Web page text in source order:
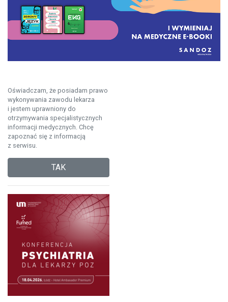
Oświadczam, że posiadam prawo
wykonywania zawodu lekarza
i jestem uprawniony do
otrzymywania specjalistycznych
informacji medycznych. Chcę
zapoznać się z informacją
z serwisu.
TAK